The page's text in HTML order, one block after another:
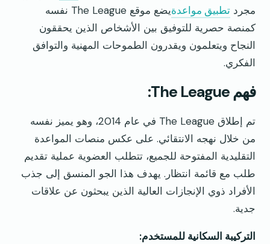
مجرد تطبيق مواعدة
يضع موقع The League نفسه
كمنصة حصرية للتوفيق بين الأشخاص الذين يحققون
النجاح ويتعلمون ويقدرون الطموحات المهنية والتوافق
الفكري.
فهم The League:
تم إطلاق The League في عام 2014، وهو يميز نفسه
من خلال نهجه الانتقائي. على عكس منصات المواعدة
التقليدية المفتوحة للجميع، تتطلب العضوية عملية تقديم
طلب مع قائمة انتظار. يهدف هذا الجو المنسق إلى جذب
الأفراد ذوي الإنجازات العالية الذين يبحثون عن علاقات
جدية.
التركيبة السكانية للمستخدم: